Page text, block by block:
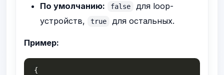
По умолчанию: false
для loop-
устройств,
true для остальных.
Пример:
{